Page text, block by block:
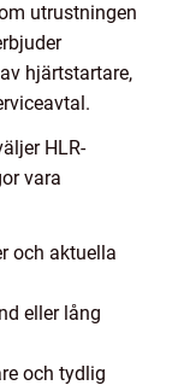
utrustningen
hjärtstartare,
HLR-
vara
och aktuella
eller lång
och tydlig